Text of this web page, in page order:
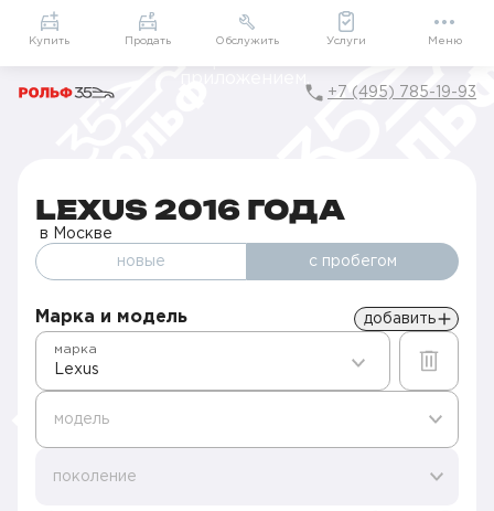
Приложение
Мой РОЛЬФ
Подарки внутри
+7 (495) 785-19-93
LEXUS 2016 ГОДА
в Москве
новые с пробегом
Марка и модель добавить
Lexus
марка
модель
поколение
Купить Продать Обслужить Услуги Меню